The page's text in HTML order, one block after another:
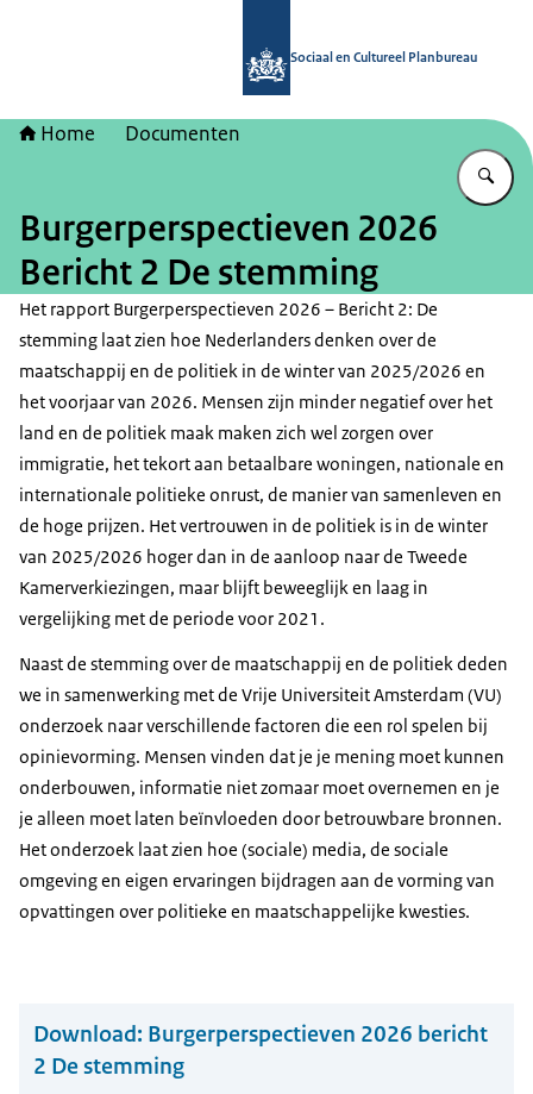
Sociaal en Cultureel Planbureau
Home Documenten
Burgerperspectieven 2026
Bericht 2 De stemming
Het rapport Burgerperspectieven 2026 – Bericht 2: De
stemming laat zien hoe Nederlanders denken over de
maatschappij en de politiek in de winter van 2025/2026 en
het voorjaar van 2026. Mensen zijn minder negatief over het
land en de politiek maak maken zich wel zorgen over
immigratie, het tekort aan betaalbare woningen, nationale en
internationale politieke onrust, de manier van samenleven en
de hoge prijzen. Het vertrouwen in de politiek is in de winter
van 2025/2026 hoger dan in de aanloop naar de Tweede
Kamerverkiezingen, maar blijft beweeglijk en laag in
vergelijking met de periode voor 2021.
Naast de stemming over de maatschappij en de politiek deden
we in samenwerking met de Vrije Universiteit Amsterdam (VU)
onderzoek naar verschillende factoren die een rol spelen bij
opinievorming. Mensen vinden dat je je mening moet kunnen
onderbouwen, informatie niet zomaar moet overnemen en je
je alleen moet laten beïnvloeden door betrouwbare bronnen.
Het onderzoek laat zien hoe (sociale) media, de sociale
omgeving en eigen ervaringen bijdragen aan de vorming van
opvattingen over politieke en maatschappelijke kwesties.
Download: Burgerperspectieven 2026 bericht
2 De stemming